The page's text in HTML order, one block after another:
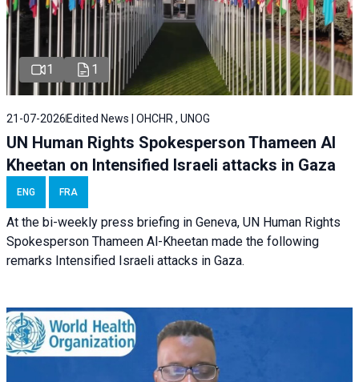
1 1
21-07-2026 Edited News | OHCHR , UNOG
UN Human Rights Spokesperson Thameen Al
Kheetan on Intensified Israeli attacks in Gaza
ENG FRA
At the bi-weekly press briefing in Geneva, UN Human Rights
Spokesperson Thameen Al-Kheetan made the following
remarks Intensified Israeli attacks in Gaza.